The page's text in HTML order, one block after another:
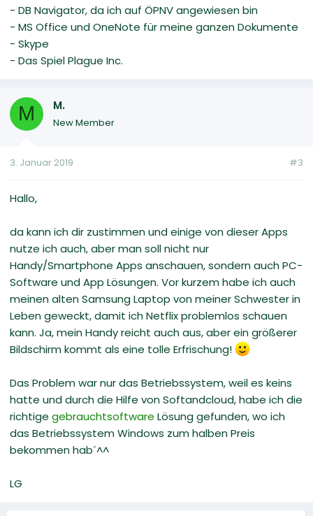
- DB Navigator, da ich auf ÖPNV angewiesen bin
- MS Office und OneNote für meine ganzen Dokumente
- Skype
- Das Spiel Plague Inc.
M M.
New Member
3. Januar 2019 #3
Hallo,
da kann ich dir zustimmen und einige von dieser Apps
nutze ich auch, aber man soll nicht nur
Handy/Smartphone Apps anschauen, sondern auch PC-
Software und App Lösungen. Vor kurzem habe ich auch
meinen alten Samsung Laptop von meiner Schwester in
Leben geweckt, damit ich Netflix problemlos schauen
kann. Ja, mein Handy reicht auch aus, aber ein größerer
Bildschirm kommt als eine tolle Erfrischung!
Das Problem war nur das Betriebssystem, weil es keins
hatte und durch die Hilfe von Softandcloud, habe ich die
richtige gebrauchtsoftware Lösung gefunden, wo ich
das Betriebssystem Windows zum halben Preis
bekommen hab´^^
LG